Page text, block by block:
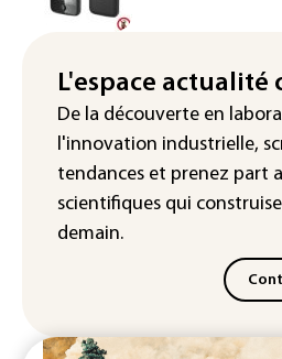
Véhicules de livraison
homologation
Iris³: Eutelsat investira
d'euros dans la future
européenne
L'espace actualité
De la découverte en
l'innovation industrielle,
tendances et prenez part
scientifiques qui
demain.